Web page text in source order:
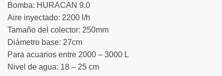
Bomba: HURACAN 9.0
Aire inyectado: 2200 l/h
Tamaño del colector: 250mm
Diámetro base: 27cm
Para acuarios entre 2000 – 3000 L
Nivel de agua: 18 – 25 cm